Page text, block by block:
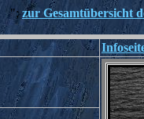
";zur Gesamtübersicht